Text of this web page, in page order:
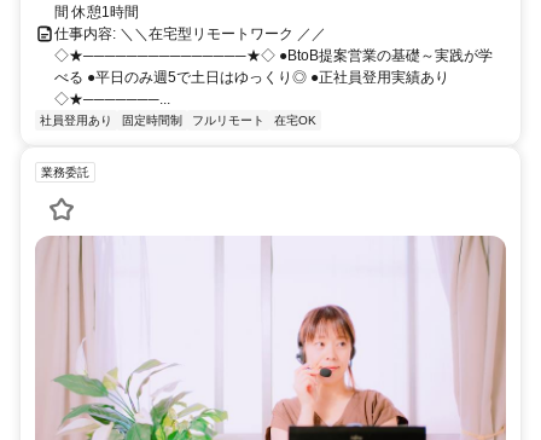
間 休憩1時間
仕事内容: ＼＼在宅型リモートワーク ／／
◇★───────────────★◇ ●BtoB提案営業の基礎～実践が学
べる ●平日のみ週5で土日はゆっくり◎ ●正社員登用実績あり
◇★───────...
社員登用あり 固定時間制 フルリモート 在宅OK
業務委託